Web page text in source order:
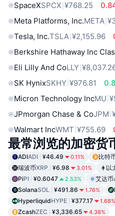
SpaceXSPCX ¥768.25
Meta Platforms, Inc.META
Tesla, Inc.TSLA ¥2,155.96
Berkshire Hathaway Inc
Eli Lilly And CoLLY
SK HynixSKHY ¥976.81
Micron Technology IncMU
JPmorgan Chase & CoJPM
Walmart IncWMT ¥755.69
最常浏览的加密货
ADIADI ¥46.49 0.11% 比特
瑞波币XRP ¥6.98 3.01% 以
PiPI ¥0.6047 2.53% 艾达币
SolanaSOL ¥491.86 1.76%
HyperliquidHYPE ¥377.17 1.68%
ZcashZEC ¥3,336.65 4.38%